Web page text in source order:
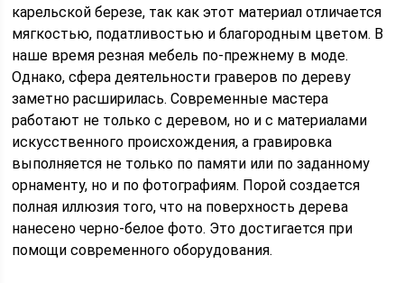
карельской березе, так как этот материал отличается
мягкостью, податливостью и благородным цветом. В
наше время резная мебель по-прежнему в моде.
Однако, сфера деятельности граверов по дереву
заметно расширилась. Современные мастера
работают не только с деревом, но и с материалами
искусственного происхождения, а гравировка
выполняется не только по памяти или по заданному
орнаменту, но и по фотографиям. Порой создается
полная иллюзия того, что на поверхность дерева
нанесено черно-белое фото. Это достигается при
помощи современного оборудования.